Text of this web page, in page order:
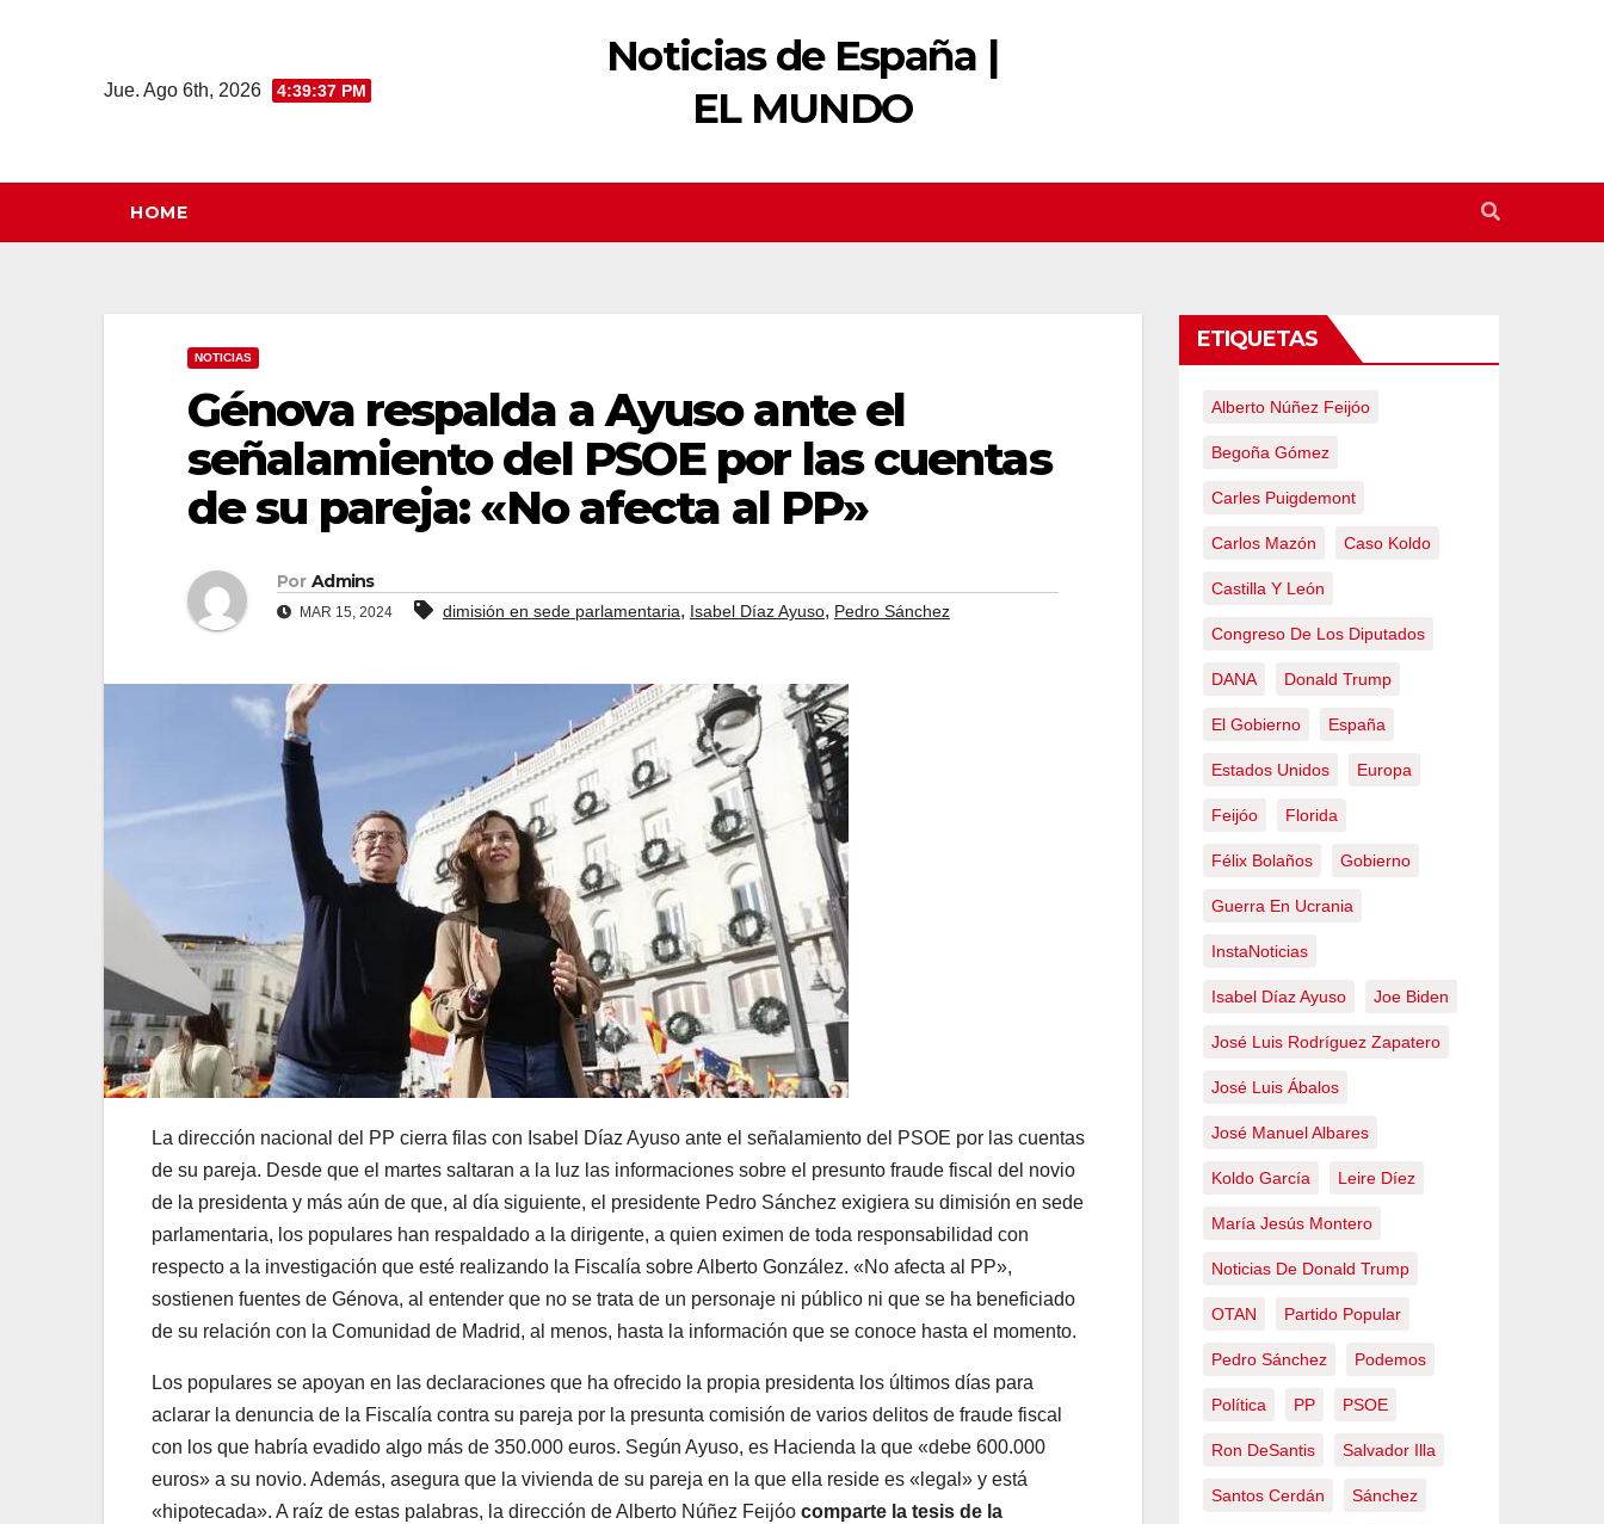
Jue. Ago 6th, 2026 4:39:38 PM
Noticias de España |
EL MUNDO
HOME
NOTICIAS
Génova respalda a Ayuso ante el
señalamiento del PSOE por las cuentas
de su pareja: «No afecta al PP»
Por Admins
MAR 15, 2024 dimisión en sede parlamentaria, Isabel Díaz Ayuso, Pedro Sánchez
La dirección nacional del PP cierra filas con Isabel Díaz Ayuso ante el señalamiento del PSOE por las cuentas
de su pareja. Desde que el martes saltaran a la luz las informaciones sobre el presunto fraude fiscal del novio
de la presidenta y más aún de que, al día siguiente, el presidente Pedro Sánchez exigiera su dimisión en sede
parlamentaria, los populares han respaldado a la dirigente, a quien eximen de toda responsabilidad con
respecto a la investigación que esté realizando la Fiscalía sobre Alberto González. «No afecta al PP»,
sostienen fuentes de Génova, al entender que no se trata de un personaje ni público ni que se ha beneficiado
de su relación con la Comunidad de Madrid, al menos, hasta la información que se conoce hasta el momento.
Los populares se apoyan en las declaraciones que ha ofrecido la propia presidenta los últimos días para
aclarar la denuncia de la Fiscalía contra su pareja por la presunta comisión de varios delitos de fraude fiscal
con los que habría evadido algo más de 350.000 euros. Según Ayuso, es Hacienda la que «debe 600.000
euros» a su novio. Además, asegura que la vivienda de su pareja en la que ella reside es «legal» y está
«hipotecada». A raíz de estas palabras, la dirección de Alberto Núñez Feijóo comparte la tesis de la
ETIQUETAS
Alberto Núñez Feijóo
Begoña Gómez
Carles Puigdemont
Carlos Mazón Caso Koldo
Castilla Y León
Congreso De Los Diputados
DANA Donald Trump
El Gobierno España
Estados Unidos Europa
Feijóo Florida
Félix Bolaños Gobierno
Guerra En Ucrania
InstaNoticias
Isabel Díaz Ayuso Joe Biden
José Luis Rodríguez Zapatero
José Luis Ábalos
José Manuel Albares
Koldo García Leire Díez
María Jesús Montero
Noticias De Donald Trump
OTAN Partido Popular
Pedro Sánchez Podemos
Política PP PSOE
Ron DeSantis Salvador Illa
Santos Cerdán Sánchez